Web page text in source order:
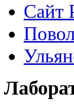
Сайт